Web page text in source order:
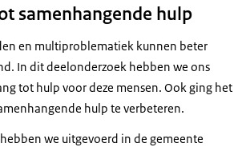
samenhangende hulp
en multiproblematiek kunnen beter
In dit deelonderzoek hebben we ons
tot hulp voor deze mensen. Ook ging het
hulp te verbeteren.
we uitgevoerd in de gemeente